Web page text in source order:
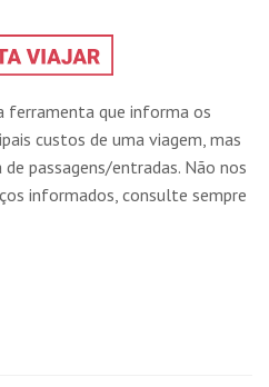
ferramenta que informa os
custos de uma viagem, mas
passagens/entradas. Não nos
informados, consulte sempre